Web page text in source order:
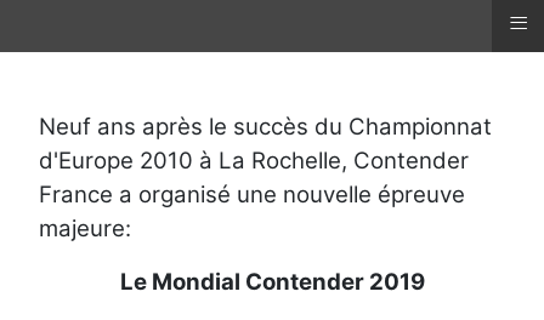
≡
Neuf ans après le succès du Championnat
d'Europe 2010 à La Rochelle, Contender
France a organisé une nouvelle épreuve
majeure:
Le Mondial Contender 2019